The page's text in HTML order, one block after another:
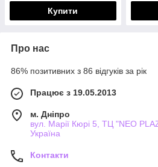
Купити
Про нас
86% позитивних з 86 відгуків за рік
Працює з 19.05.2013
м. Дніпро
вул. Марії Кюрі 5, ТЦ "NEO
Україна
Контакти